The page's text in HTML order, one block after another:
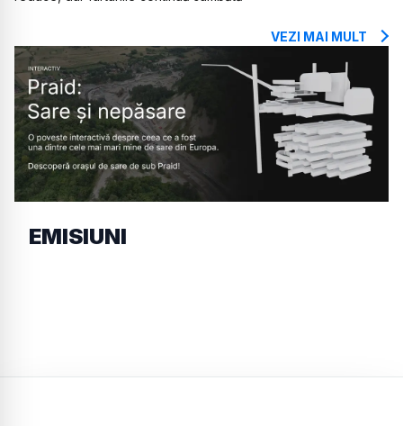
VEZI MAI MULT
EMISIUNI